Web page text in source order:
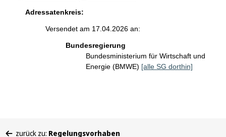
Adressatenkreis:
Versendet am 17.04.2026 an:
Bundesregierung
Bundesministerium für Wirtschaft und
Energie (BMWE) [alle SG dorthin]
zurück zu: Regelungsvorhaben